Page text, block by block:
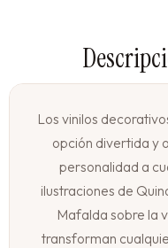
Los vinilos
opción divertida y
personalidad a
ilustraciones de
Mafalda sobre la
transforman